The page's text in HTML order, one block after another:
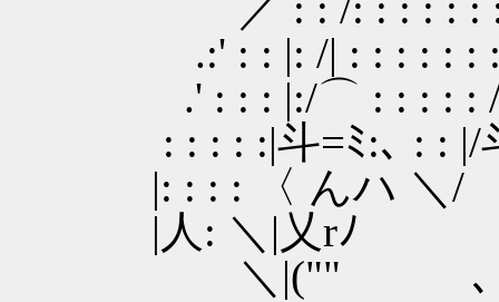
.:' : : |: /| : : : : : : : /
.' : : : |:/⌒ : : : : : /⌒
: : : : :|斗=ﾐ:､ : : |/斗
|: : : : 〈 んハ ＼/
|人: ＼|乂rﾉ 乂
＼|("" ､ ""厶